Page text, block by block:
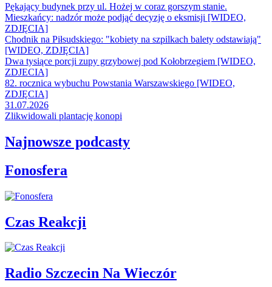
Pękający budynek przy ul. Hożej w coraz gorszym stanie.
Mieszkańcy: nadzór może podjąć decyzję o eksmisji [WIDEO,
ZDJĘCIA]
Chodnik na Piłsudskiego: "kobiety na szpilkach balety odstawiają"
[WIDEO, ZDJĘCIA]
Dwa tysiące porcji zupy grzybowej pod Kołobrzegiem [WIDEO,
ZDJECIA]
82. rocznica wybuchu Powstania Warszawskiego [WIDEO,
ZDJĘCIA]
31.07.2026
Zlikwidowali plantację konopi
Najnowsze podcasty
Fonosfera
Czas Reakcji
Radio Szczecin Na Wieczór